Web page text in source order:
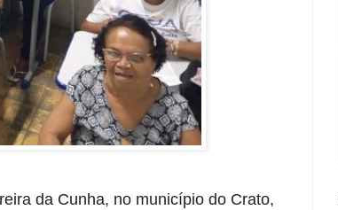
da Cunha, no município do Crato,